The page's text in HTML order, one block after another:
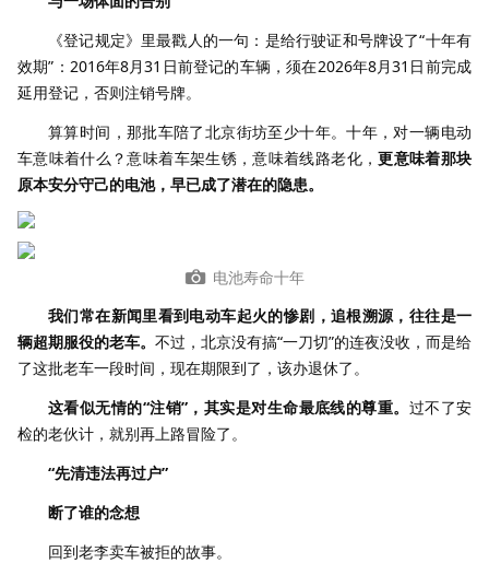
《登记规定》里最戳人的一句：是给行驶证和号牌设了“十年有
效期”：2016年8月31日前登记的车辆，须在2026年8月31日前完成
延用登记，否则注销号牌。
算算时间，那批车陪了北京街坊至少十年。十年，对一辆电动
车意味着什么？意味着车架生锈，意味着线路老化，更意味着那块
原本安分守己的电池，早已成了潜在的隐患。
电池寿命十年
我们常在新闻里看到电动车起火的惨剧，追根溯源，往往是一
辆超期服役的老车。 不过，北京没有搞“一刀切”的连夜没收，而是给
了这批老车一段时间，现在期限到了，该办退休了。
这看似无情的“注销”，其实是对生命最底线的尊重。 过不了安
检的老伙计，就别再上路冒险了。
“先清违法再过户”
断了谁的念想
回到老李卖车被拒的故事。